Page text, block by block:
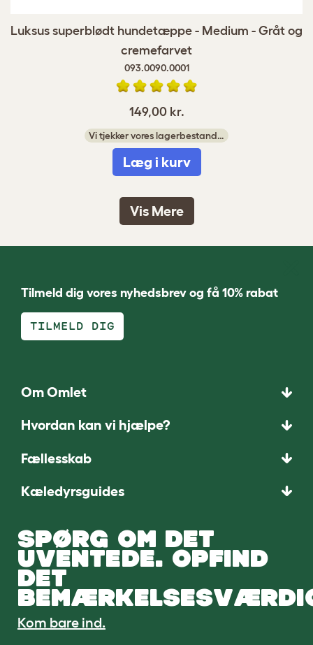
Luksus superblødt hundetæppe - Medium - Gråt og
cremefarvet
093.0090.0001
149,00 kr.
Vi tjekker vores lagerbestand…
Læg i kurv
Vis Mere
Tilmeld dig vores nyhedsbrev og få 10% rabat
TILMELD DIG
Om Omlet
Hvordan kan vi hjælpe?
Fællesskab
Kæledyrsguides
SPØRG OM DET
UVENTEDE. OPFIND
DET
Kom bare ind.